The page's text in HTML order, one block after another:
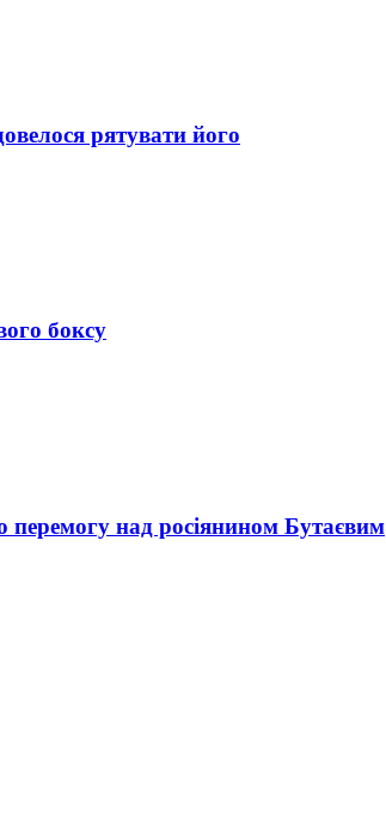
рятувати його
боксу
над росіянином Бутаєвим